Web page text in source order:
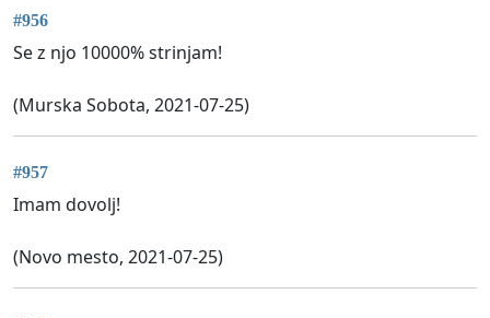
#956
Se z njo 10000% strinjam!
(Murska Sobota, 2021-07-25)
#957
Imam dovolj!
(Novo mesto, 2021-07-25)